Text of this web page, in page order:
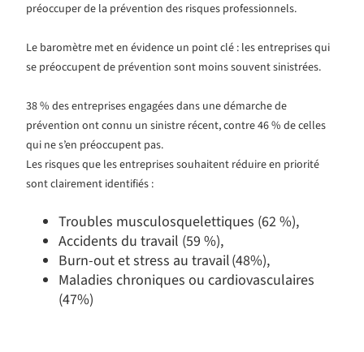
préoccuper de la prévention des risques professionnels.
Le baromètre met en évidence un point clé : les entreprises qui
se préoccupent de prévention sont moins souvent sinistrées.
38 % des entreprises engagées dans une démarche de
prévention ont connu un sinistre récent, contre 46 % de celles
qui ne s’en préoccupent pas.
Les risques que les entreprises souhaitent réduire en priorité
sont clairement identifiés :
Troubles musculosquelettiques (62 %),
Accidents du travail (59 %),
Burn-out et stress au travail (48%),
Maladies chroniques ou cardiovasculaires
(47%)